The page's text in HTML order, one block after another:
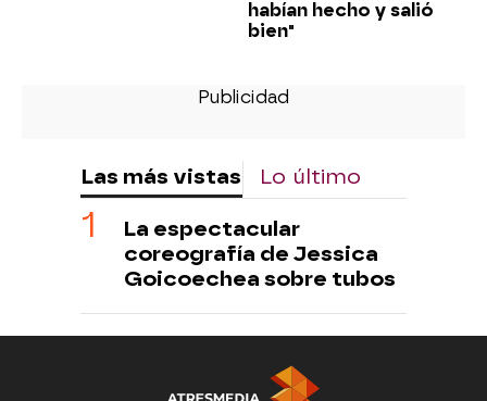
habían hecho y salió
bien"
Las más vistas Lo último
La espectacular
coreografía de Jessica
Goicoechea sobre tubos